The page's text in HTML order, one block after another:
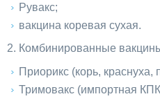
Рувакс;
вакцина коревая сухая.
2. Комбинированные
Приорикс (корь, краснуха,
Тримовакс (импортная